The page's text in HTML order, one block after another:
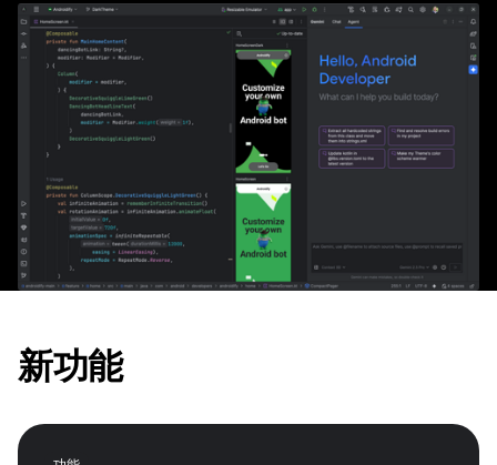
新功能